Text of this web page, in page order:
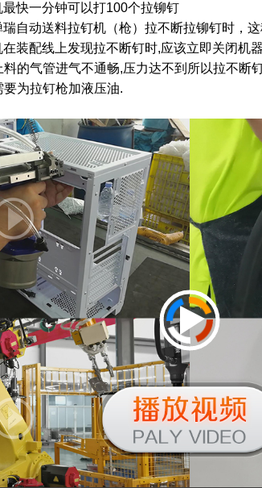
最快一分钟可以打100个拉铆钉
动送料拉钉机（枪）拉不断拉铆钉时，这
装配线上发现拉不断钉时,应该立即关闭机
气管进气不通畅,压力达不到所以拉不断
为拉钉枪加液压油.